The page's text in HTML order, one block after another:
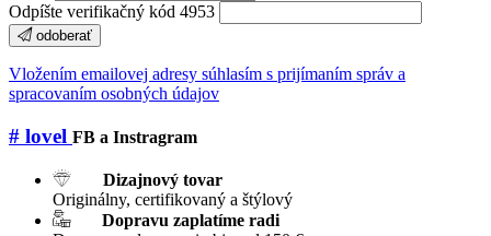
Odpíšte verifikačný kód 4953
odoberať
Vložením emailovej adresy súhlasím s prijímaním správ a
spracovaním osobných údajov
# lovel FB a Instragram
Dizajnový tovar
Originálny, certifikovaný a štýlový
Dopravu zaplatíme radi